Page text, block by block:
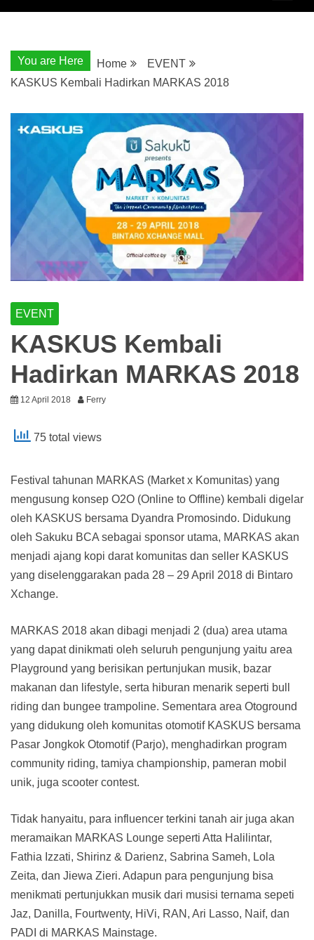
You are Here Home
EVENT
KASKUS Kembali Hadirkan MARKAS 2018
EVENT
KASKUS Kembali
Hadirkan MARKAS 2018
12 April 2018 Ferry
75 total views
Festival tahunan MARKAS (Market x Komunitas) yang
mengusung konsep O2O (Online to Offline) kembali digelar
oleh KASKUS bersama Dyandra Promosindo. Didukung
oleh Sakuku BCA sebagai sponsor utama, MARKAS akan
menjadi ajang kopi darat komunitas dan seller KASKUS
yang diselenggarakan pada 28 – 29 April 2018 di Bintaro
Xchange.
MARKAS 2018 akan dibagi menjadi 2 (dua) area utama
yang dapat dinikmati oleh seluruh pengunjung yaitu area
Playground yang berisikan pertunjukan musik, bazar
makanan dan lifestyle, serta hiburan menarik seperti bull
riding dan bungee trampoline. Sementara area Otoground
yang didukung oleh komunitas otomotif KASKUS bersama
Pasar Jongkok Otomotif (Parjo), menghadirkan program
community riding, tamiya championship, pameran mobil
unik, juga scooter contest.
Tidak hanyaitu, para influencer terkini tanah air juga akan
meramaikan MARKAS Lounge seperti Atta Halilintar,
Fathia Izzati, Shirinz & Darienz, Sabrina Sameh, Lola
Zeita, dan Jiewa Zieri. Adapun para pengunjung bisa
menikmati pertunjukkan musik dari musisi ternama sepeti
Jaz, Danilla, Fourtwenty, HiVi, RAN, Ari Lasso, Naif, dan
PADI di MARKAS Mainstage.